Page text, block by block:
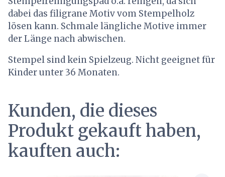
dabei das filigrane Motiv vom Stempelholz
lösen kann. Schmale längliche Motive immer
der Länge nach abwischen.
Stempel sind kein Spielzeug. Nicht geeignet für
Kinder unter 36 Monaten.
Kunden, die dieses
Produkt gekauft haben,
kauften auch: